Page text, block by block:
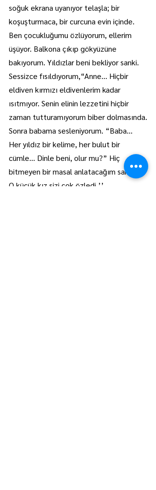
soğuk ekrana uyanıyor telaşla; bir
koşuşturmaca, bir curcuna evin içinde.
Ben çocukluğumu özlüyorum, ellerim
üşüyor. Balkona çıkıp gökyüzüne
bakıyorum. Yıldızlar beni bekliyor sanki.
Sessizce fısıldıyorum,“Anne… Hiçbir
eldiven kırmızı eldivenlerim kadar
ısıtmıyor. Senin elinin lezzetini hiçbir
zaman tutturamıyorum biber dolmasında.
Sonra babama sesleniyorum. “Baba…
Her yıldız bir kelime, her bulut bir
cümle… Dinle beni, olur mu?” Hiç
bitmeyen bir masal anlatacağım sana.
O küçük kız sizi çok özledi.’’